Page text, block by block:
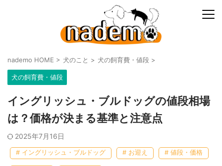
nademo HOME > 犬のこと > 犬の飼育費・値段 >
犬の飼育費・値段
イングリッシュ・ブルドッグの値段相場
は？価格が決まる基準と注意点
2025年7月16日
# イングリッシュ・ブルドッグ # お迎え # 値段・価格